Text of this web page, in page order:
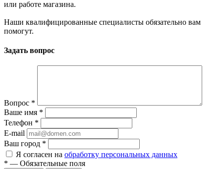
или работе магазина.
Наши квалифицированные специалисты обязательно вам
помогут.
Задать вопрос
Вопрос *
Ваше имя *
Телефон *
E-mail
Ваш город *
Я согласен на обработку персональных данных
* — Обязательные поля